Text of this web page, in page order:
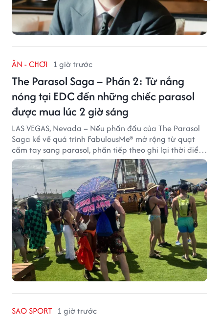
ĂN - CHƠI 1 giờ trước
The Parasol Saga – Phần 2: Từ nắng
nóng tại EDC đến những chiếc parasol
được mua lúc 2 giờ sáng
LAS VEGAS, Nevada – Nếu phần đầu của The Parasol
Saga kể về quá trình FabulousMe® mở rộng từ quạt
cầm tay sang parasol, phần tiếp theo ghi lại thời điểm
sản phẩm được thị trường đón nhận và dần vượt khỏi
công năng che nắng thông thường.
SAO SPORT 1 giờ trước